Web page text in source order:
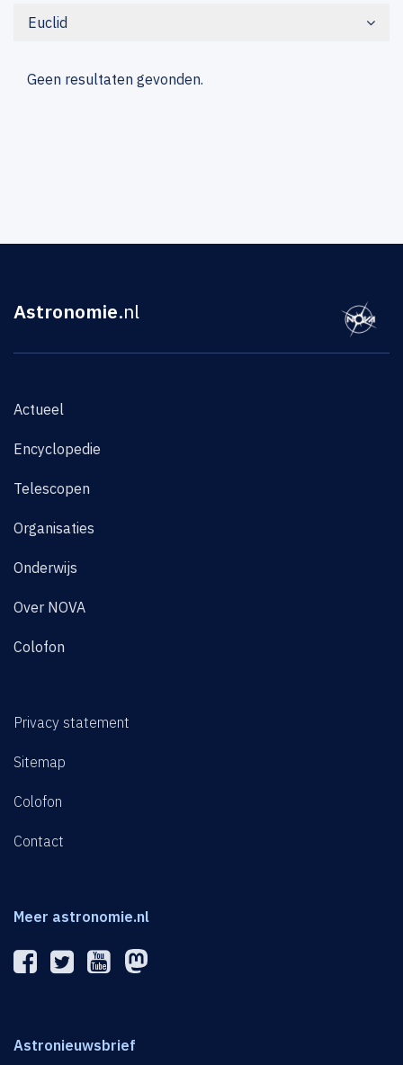
Euclid
Geen resultaten gevonden.
Astronomie.nl
Actueel
Encyclopedie
Telescopen
Organisaties
Onderwijs
Over NOVA
Colofon
Privacy statement
Sitemap
Colofon
Contact
Meer astronomie.nl
Astronieuwsbrief